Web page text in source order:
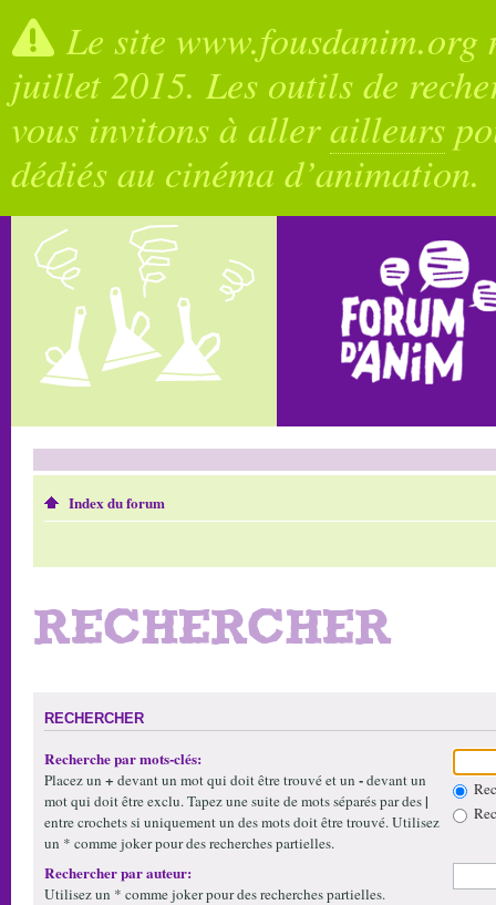
Le site
juillet 2015. Les outils de
vous invitons à allerailleurs
dédiés au cinéma d’animation.
Index du forum
RECHERCHER
RECHERCHER
Recherche par mots-clés:
Placez un + devant un mot qui doit être trouvé et un -devant un
mot qui doit être exclu. Tapez une suite de mots séparés par des|
entre crochets si uniquement un des mots doit être trouvé. Utilisez
un * comme joker pour des recherches partielles.
Rechercher par auteur:
Utilisez un * comme joker pour des recherches partielles.